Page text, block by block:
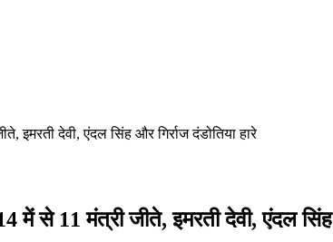
देवी, एंदल सिंह और गिर्राज दंडोतिया हारे
से 11 मंत्री जीते, इमरती देवी, एंदल सिंह